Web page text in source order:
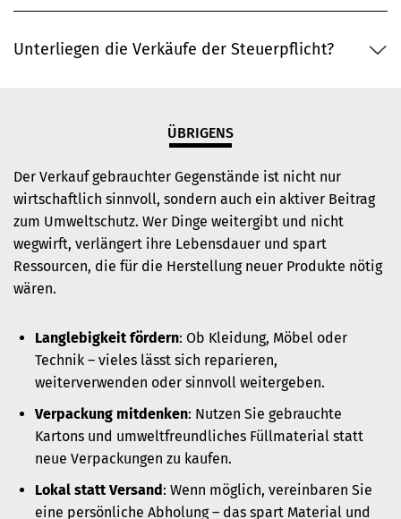
Unterliegen die Verkäufe der Steuerpflicht?
ÜBRIGENS
Der Verkauf gebrauchter Gegenstände ist nicht nur
wirtschaftlich sinnvoll, sondern auch ein aktiver Beitrag
zum Umweltschutz. Wer Dinge weitergibt und nicht
wegwirft, verlängert ihre Lebensdauer und spart
Ressourcen, die für die Herstellung neuer Produkte nötig
wären.
Langlebigkeit fördern: Ob Kleidung, Möbel oder
Technik – vieles lässt sich reparieren,
weiterverwenden oder sinnvoll weitergeben.
Verpackung mitdenken: Nutzen Sie gebrauchte
Kartons und umweltfreundliches Füllmaterial statt
neue Verpackungen zu kaufen.
Lokal statt Versand : Wenn möglich, vereinbaren Sie
eine persönliche Abholung – das spart Material und